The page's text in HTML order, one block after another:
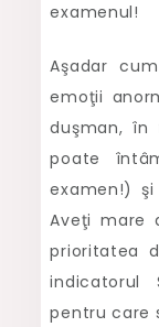
examenul!
Aşadar
emoţii
duşman,
poate
examen!)
Aveţi mare
prioritatea
indicatorul
pentru care